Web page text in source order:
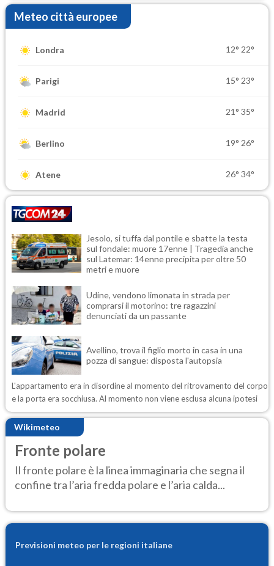
Meteo città europee
Londra 12° 22°
Parigi 15° 23°
Madrid 21° 35°
Berlino 19° 26°
Atene 26° 34°
Jesolo, si tuffa dal pontile e sbatte la testa
sul fondale: muore 17enne | Tragedia anche
sul Latemar: 14enne precipita per oltre 50
metri e muore
Udine, vendono limonata in strada per
comprarsi il motorino: tre ragazzini
denunciati da un passante
Avellino, trova il figlio morto in casa in una
pozza di sangue: disposta l'autopsia
L'appartamento era in disordine al momento del ritrovamento del corpo
e la porta era socchiusa. Al momento non viene esclusa alcuna ipotesi
Wikimeteo
Fronte polare
Il fronte polare è la linea immaginaria che segna il
confine tra l’aria fredda polare e l’aria calda...
Previsioni meteo per le regioni italiane